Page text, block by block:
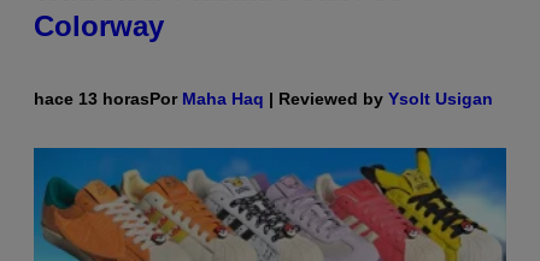
Colorway
hace 13 horasPor Maha Haq | Reviewed by Ysolt Usigan